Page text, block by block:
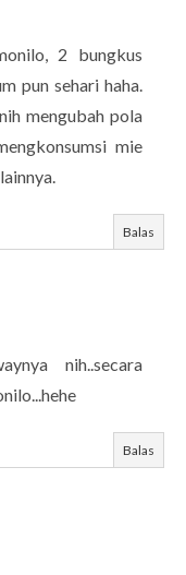
2 bungkus
pun sehari haha.
mengubah pola
mie
Balas
nih..secara
Balas